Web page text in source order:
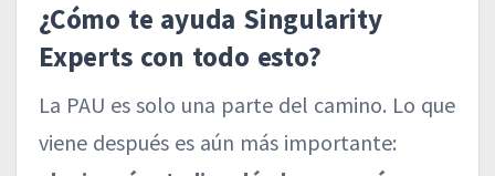
¿Cómo te ayuda Singularity
Experts con todo esto?
La PAU es solo una parte del camino. Lo que
viene después es aún más importante: